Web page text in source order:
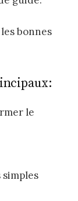
bonnes
le
simples